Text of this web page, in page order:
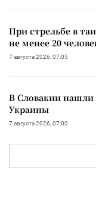
При стрельбе в
не менее 20
7 августа 2026, 07:05
В Словакии нашли
Украины
7 августа 2026, 07:00